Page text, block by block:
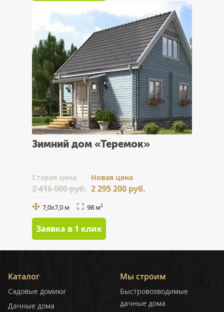
Зимний дом «Теремок»
Cтарая цена
2 416 000 руб.
Новая цена
2 295 200 руб.
7,0х7,0 м 98 м2
Заявка в 1 клик
Каталог
Садовые домики
Дачные дома
Мы строим
Быстровозводимые
дачные дома